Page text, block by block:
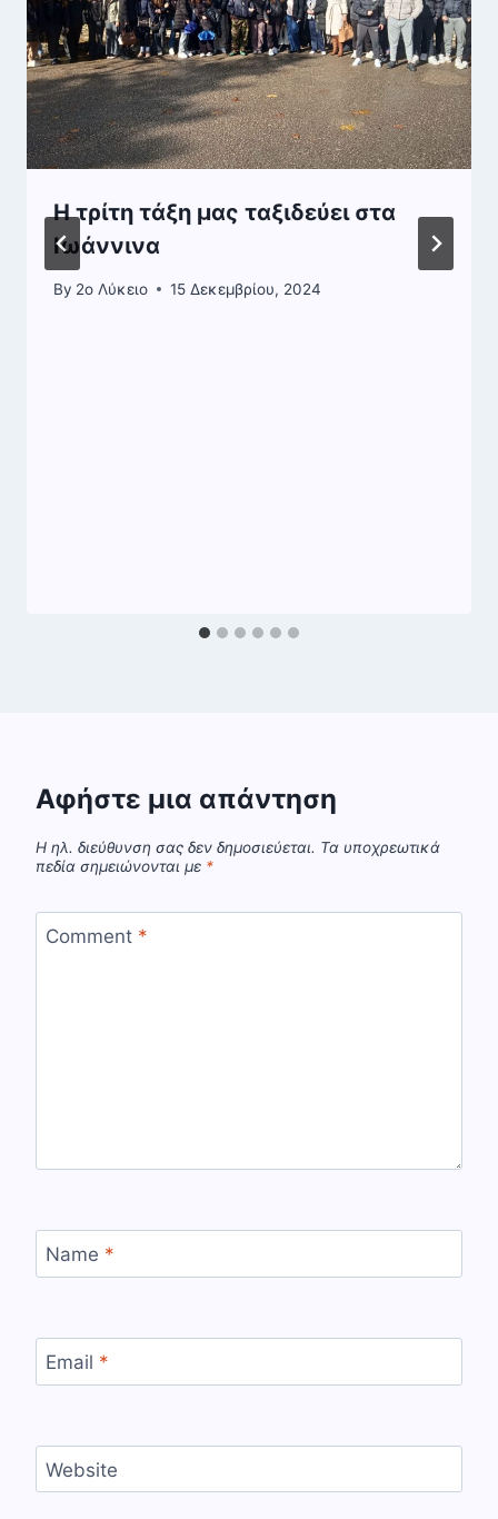
Η τρίτη τάξη μας ταξιδεύει στα
Ιωάννινα
By 2o Λύκειο 15 Δεκεμβρίου, 2024
Αφήστε μια απάντηση
Η ηλ. διεύθυνση σας δεν δημοσιεύεται. Τα υποχρεωτικά
πεδία σημειώνονται με *
Comment *
Name *
Email *
Website